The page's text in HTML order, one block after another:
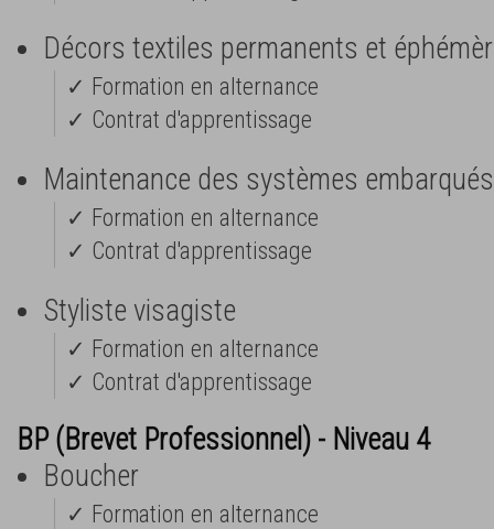
Décors textiles permanents et
✓ Formation en alternance
✓ Contrat d'apprentissage
Maintenance des systèmes
✓ Formation en alternance
✓ Contrat d'apprentissage
Styliste visagiste
✓ Formation en alternance
✓ Contrat d'apprentissage
BP (Brevet Professionnel) - Niveau 4
Boucher
✓ Formation en alternance